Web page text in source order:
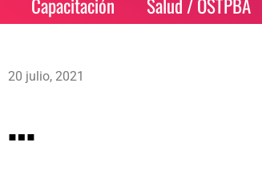
Capacitación Salud / OSTPBA
20 julio, 2021
…